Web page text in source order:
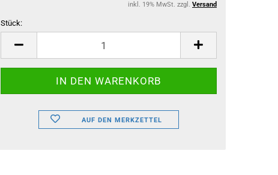
inkl. 19% MwSt. zzgl. Versand
Stück:
Stück
AUF DEN MERKZETTEL